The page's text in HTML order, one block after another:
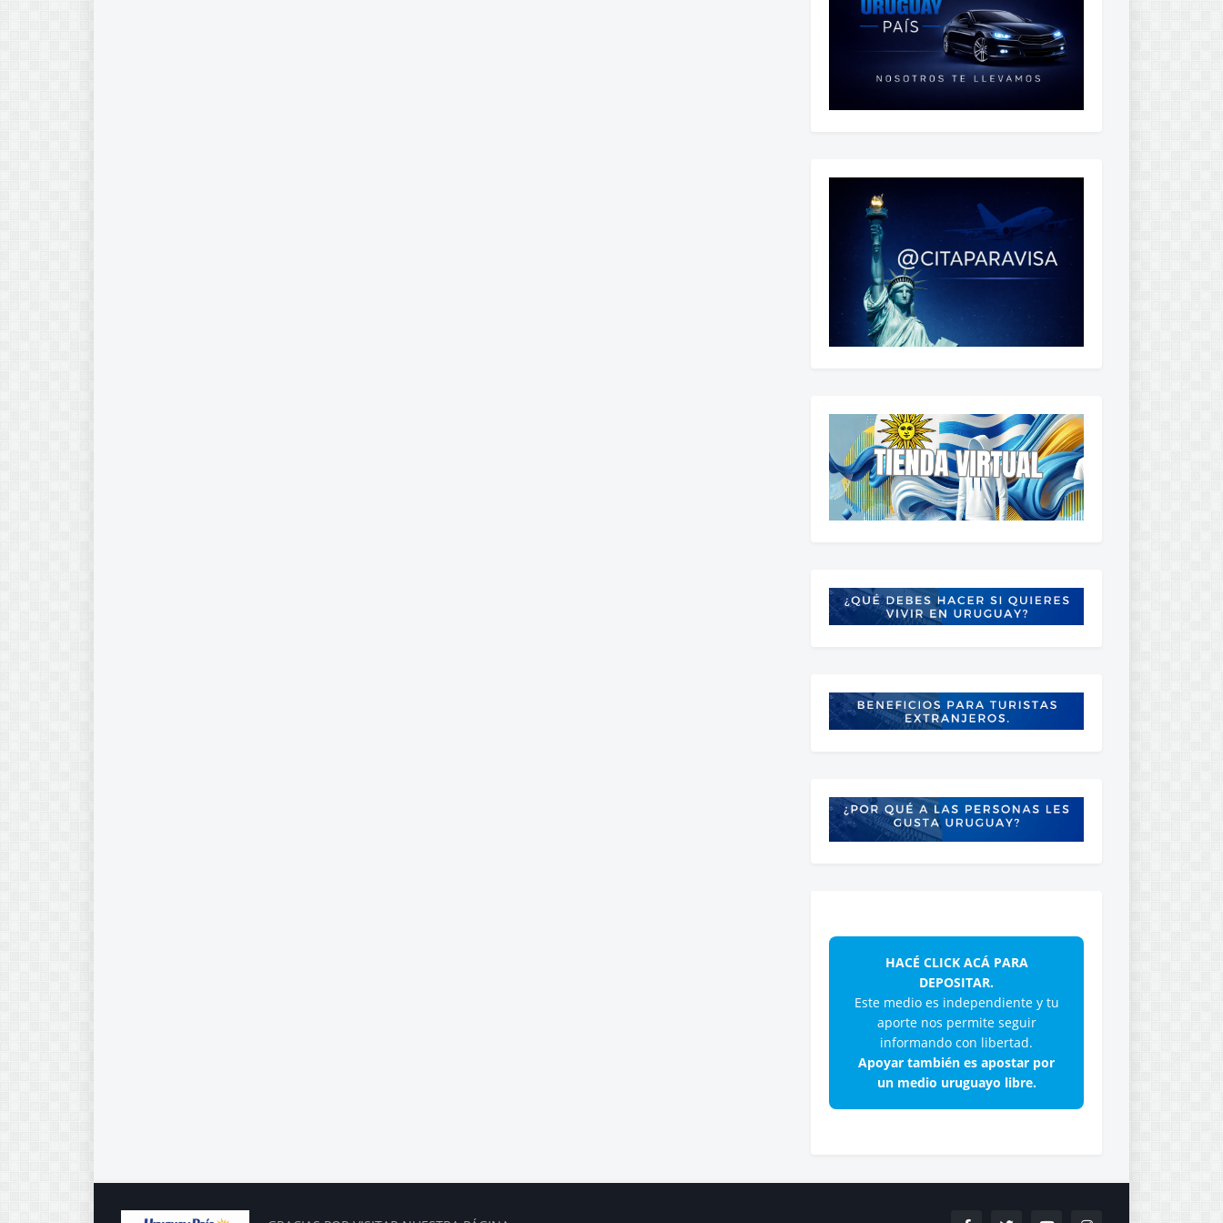
HACÉ CLICK ACÁ PARA
DEPOSITAR.
Este medio es independiente y tu
aporte nos permite seguir
informando con libertad.
Apoyar también es apostar por
un medio uruguayo libre.